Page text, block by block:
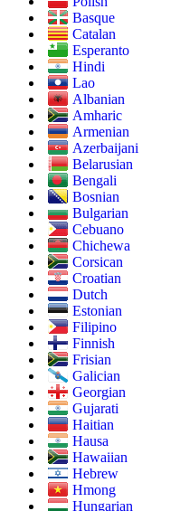
Basque
Catalan
Esperanto
Hindi
Lao
Albanian
Amharic
Armenian
Azerbaijani
Belarusian
Bengali
Bosnian
Bulgarian
Cebuano
Chichewa
Corsican
Croatian
Dutch
Estonian
Filipino
Finnish
Frisian
Galician
Georgian
Gujarati
Haitian
Hausa
Hawaiian
Hebrew
Hmong
Hungarian